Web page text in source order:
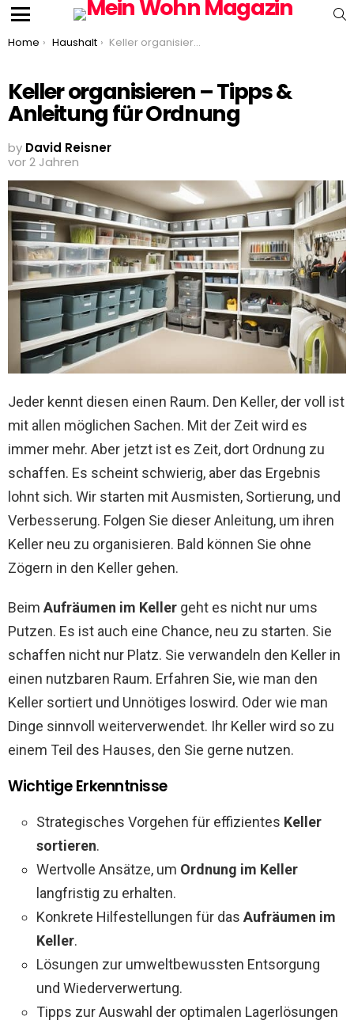
You are here:
Home Haushalt Keller organisieren – Tipps & Anleitung für Ordnung
Keller organisieren – Tipps &
Anleitung für Ordnung
by David Reisner
vor 2 Jahren
Jeder kennt diesen einen Raum. Den Keller, der voll ist
mit allen möglichen Sachen. Mit der Zeit wird es
immer mehr. Aber jetzt ist es Zeit, dort Ordnung zu
schaffen. Es scheint schwierig, aber das Ergebnis
lohnt sich. Wir starten mit Ausmisten, Sortierung, und
Verbesserung. Folgen Sie dieser Anleitung, um ihren
Keller neu zu organisieren. Bald können Sie ohne
Zögern in den Keller gehen.
Beim Aufräumen im Keller geht es nicht nur ums
Putzen. Es ist auch eine Chance, neu zu starten. Sie
schaffen nicht nur Platz. Sie verwandeln den Keller in
einen nutzbaren Raum. Erfahren Sie, wie man den
Keller sortiert und Unnötiges loswird. Oder wie man
Dinge sinnvoll weiterverwendet. Ihr Keller wird so zu
einem Teil des Hauses, den Sie gerne nutzen.
Wichtige Erkenntnisse
Strategisches Vorgehen für effizientes Keller
sortieren.
Wertvolle Ansätze, um Ordnung im Keller
langfristig zu erhalten.
Konkrete Hilfestellungen für das Aufräumen im
Keller.
Lösungen zur umweltbewussten Entsorgung
und Wiederverwertung.
Tipps zur Auswahl der optimalen Lagerlösungen